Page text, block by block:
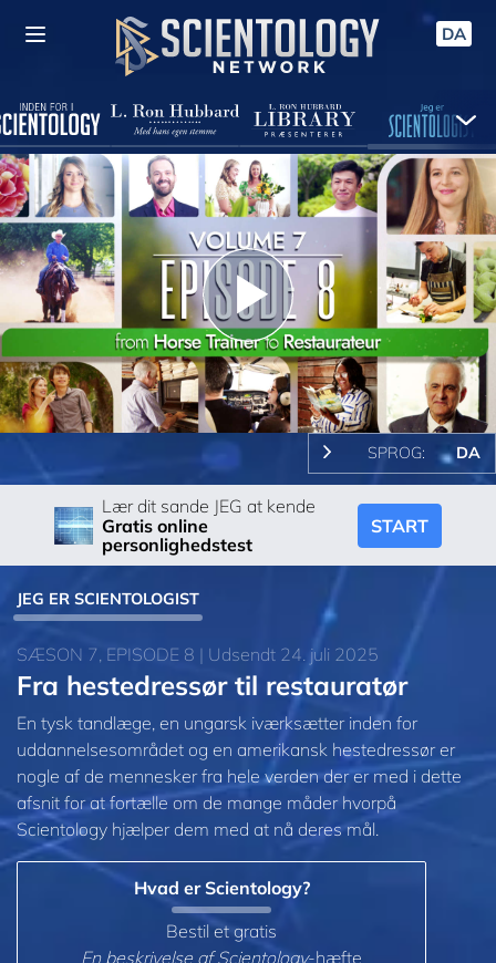
DA
Play
Video
SPROG: DA
Lær dit sande JEG at kende
Gratis online
personlighedstest
START
JEG ER SCIENTOLOGIST
SÆSON 7, EPISODE 8 | Udsendt 24. juli 2025
Fra hestedressør til restauratør
En tysk tandlæge, en ungarsk iværksætter inden for
uddannelsesområdet og en amerikansk hestedressør er
nogle af de mennesker fra hele verden der er med i dette
afsnit for at fortælle om de mange måder hvorpå
Scientology hjælper dem med at nå deres mål.
Hvad er Scientology?
Bestil et gratis
En beskrivelse af Scientology-hæfte